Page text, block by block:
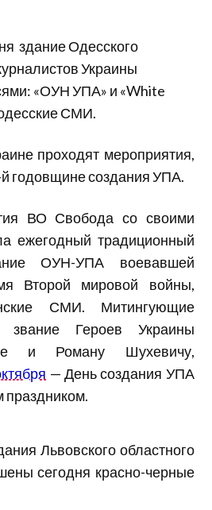
здание Одесского
Украины
«ОУН УПА» и «White
СМИ.
проходят мероприятия,
годовщине создания УПА.
ВО Свобода со своими
ежегодный традиционный
ОУН-УПА воевавшей
Второй мировой войны,
СМИ. Митингующие
звание Героев Украины
и Роману Шухевичу,
— День создания УПА
праздником.
Львовского областного
сегодня красно-черные